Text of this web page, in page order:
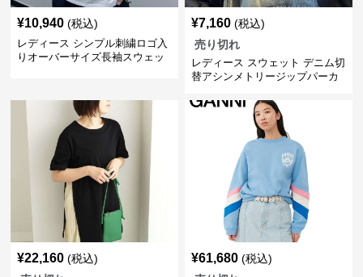
¥10,940 (税込)
レディース シンプル刺繍ロゴ入
りオーバーサイズ長袖スウェッ
¥7,160 (税込)
売り切れ
レディース スウェット デニム切
替アシンメトリージップパーカ
¥22,160 (税込)
¥61,680 (税込)